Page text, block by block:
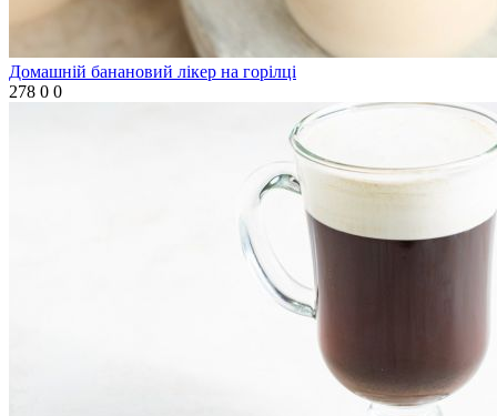
Домашній банановий лікер на горілці
278 0 0